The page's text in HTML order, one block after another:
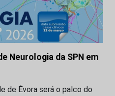
Neurologia da SPN em
de Évora será o palco do